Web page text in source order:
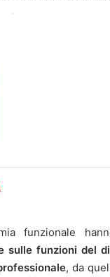
funzionale
sulle funzioni del
, da